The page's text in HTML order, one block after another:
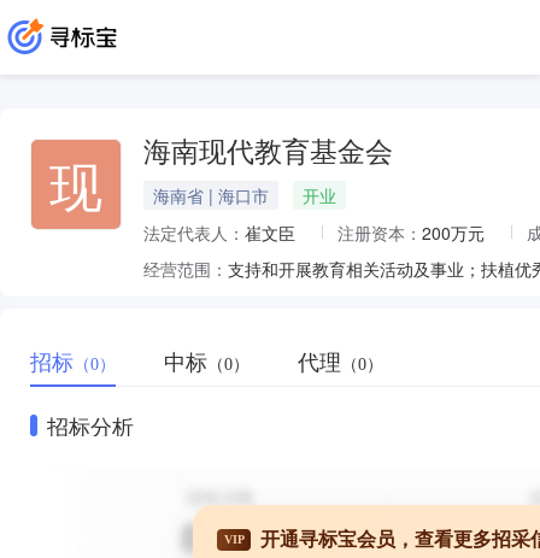
现 海南现代教育基金会
海南省 | 海口市
开业
法定代表人： 崔文臣 注册资本： 200万元
经营范围：
招标 （0） 中标 （0） 代理 （0）
招标分析
VIP 开通寻标宝会员，查看更多招采